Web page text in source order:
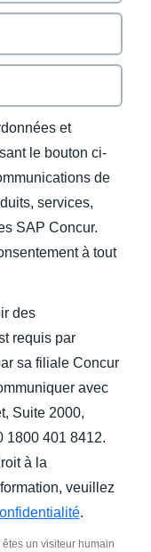
et
le bouton ci-
de
services,
SAP Concur.
à tout
des
requis par
sa filiale Concur
avec
Suite 2000,
1800 401 8412.
à la
veuillez
.
un visiteur humain